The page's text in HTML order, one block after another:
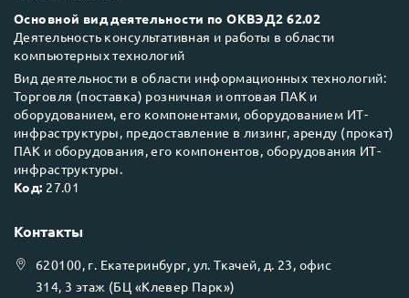
Основной вид деятельности по ОКВЭД2 62.02
Деятельность консультативная и работы в области
компьютерных технологий
Вид деятельности в области информационных технологий:
Торговля (поставка) розничная и оптовая ПАК и
оборудованием, его компонентами, оборудованием ИТ-
инфраструктуры, предоставление в лизинг, аренду (прокат)
ПАК и оборудования, его компонентов, оборудования ИТ-
инфраструктуры.
Код: 27.01
Контакты
620100, г. Екатеринбург, ул.Ткачей, д. 23, офис
314, 3 этаж (БЦ «Клевер Парк»)